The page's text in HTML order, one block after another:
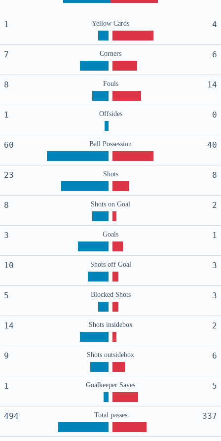
1 Yellow Cards 4
7 Corners 6
8 Fouls 14
1 Offsides 0
60 Ball Possession 40
23 Shots 8
8 Shots on Goal 2
3 Goals 1
10 Shots off Goal 3
5 Blocked Shots 3
14 Shots insidebox 2
9 Shots outsidebox 6
1 Goalkeeper Saves 5
494 Total passes 337